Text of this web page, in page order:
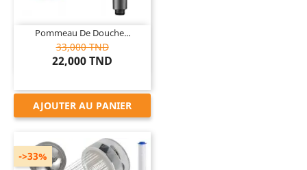
Pommeau De Douche...
33,000 TND
22,000 TND
AJOUTER AU PANIER
->33%